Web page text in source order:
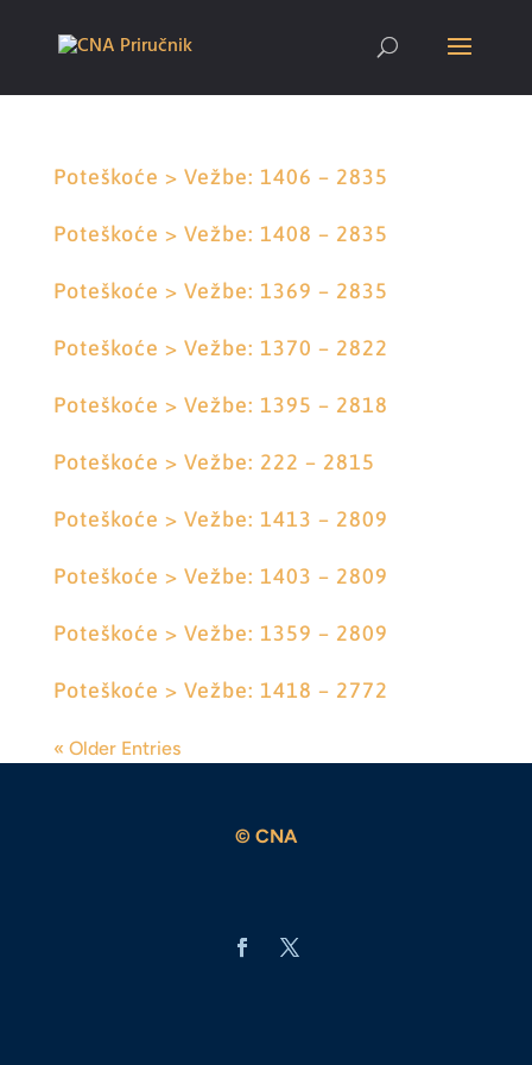
Poteškoće > Vežbe: 1406 – 2835
Poteškoće > Vežbe: 1408 – 2835
Poteškoće > Vežbe: 1369 – 2835
Poteškoće > Vežbe: 1370 – 2822
Poteškoće > Vežbe: 1395 – 2818
Poteškoće > Vežbe: 222 – 2815
Poteškoće > Vežbe: 1413 – 2809
Poteškoće > Vežbe: 1403 – 2809
Poteškoće > Vežbe: 1359 – 2809
Poteškoće > Vežbe: 1418 – 2772
« Older Entries
© CNA